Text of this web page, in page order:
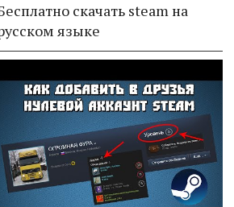
скачать steam на
языке